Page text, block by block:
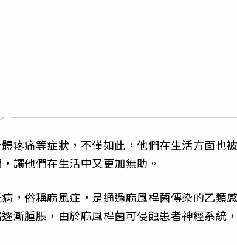
疼痛等症狀，不僅如此，他們在生活方面也
讓他們在生活中又更加無助。
，俗稱麻風症，是通過麻風桿菌傳染的乙類
漸腫脹，由於麻風桿菌可侵蝕患者神經系統